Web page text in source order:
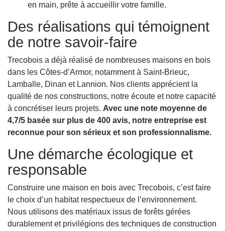
en main, prête à accueillir votre famille.
Des réalisations qui témoignent
de notre savoir-faire
Trecobois a déjà réalisé de nombreuses maisons en bois
dans les Côtes-d’Armor, notamment à Saint-Brieuc,
Lamballe, Dinan et Lannion. Nos clients apprécient la
qualité de nos constructions, notre écoute et notre capacité
à concrétiser leurs projets. Avec une note moyenne de
4,7/5 basée sur plus de 400 avis, notre entreprise est
reconnue pour son sérieux et son professionnalisme.
Une démarche écologique et
responsable
Construire une maison en bois avec Trecobois, c’est faire
le choix d’un habitat respectueux de l’environnement.
Nous utilisons des matériaux issus de forêts gérées
durablement et privilégions des techniques de construction